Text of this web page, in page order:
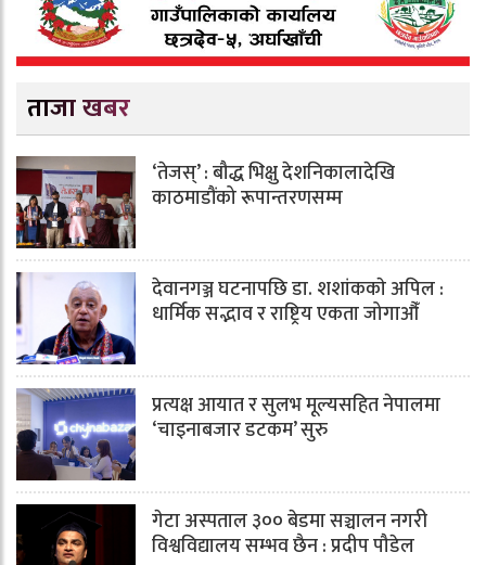
ताजा खबर
‘तेजस्’ : बौद्ध भिक्षु देशनिकालादेखि
काठमाडौंको रूपान्तरणसम्म
देवानगञ्ज घटनापछि डा. शशांककाे अपिल :
धार्मिक सद्भाव र राष्ट्रिय एकता जोगाऔँ
प्रत्यक्ष आयात र सुलभ मूल्यसहित नेपालमा
‘चाइनाबजार डटकम’ सुरु
गेटा अस्पताल ३०० बेडमा सञ्चालन नगरी
विश्वविद्यालय सम्भव छैन : प्रदीप पौडेल